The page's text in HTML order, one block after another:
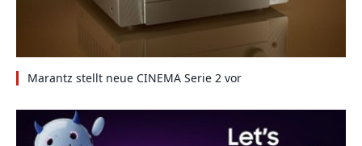
Marantz stellt neue CINEMA Serie 2 vor